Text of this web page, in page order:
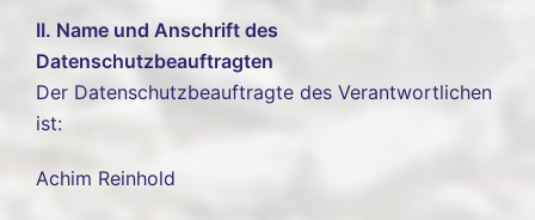
II. Name und Anschrift des
Datenschutzbeauftragten
Der Datenschutzbeauftragte des Verantwortlichen
ist:
Achim Reinhold